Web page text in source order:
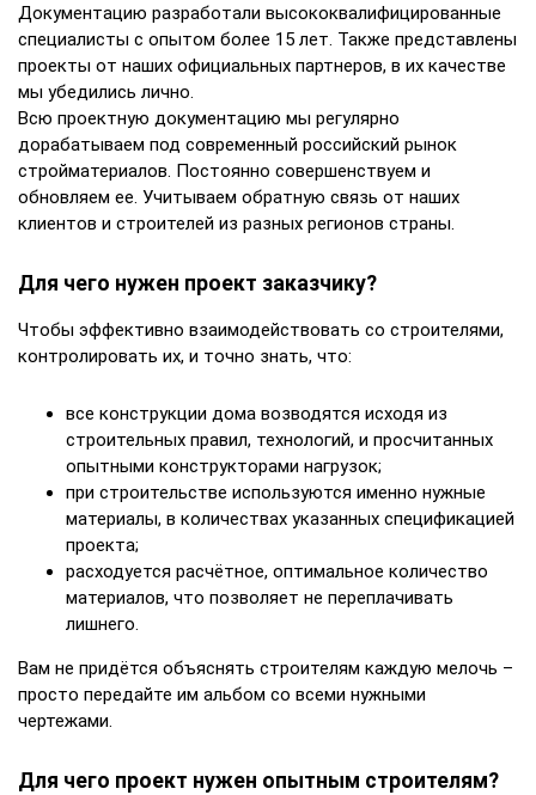
Документацию разработали высококвалифицированные
специалисты с опытом более 15 лет. Также представлены
проекты от наших официальных партнеров, в их качестве
мы убедились лично.
Всю проектную документацию мы регулярно
дорабатываем под современный российский рынок
стройматериалов. Постоянно совершенствуем и
обновляем ее. Учитываем обратную связь от наших
клиентов и строителей из разных регионов страны.
Для чего нужен проект заказчику?
Чтобы эффективно взаимодействовать со строителями,
контролировать их, и точно знать, что:
все конструкции дома возводятся исходя из
строительных правил, технологий, и просчитанных
опытными конструкторами нагрузок;
при строительстве используются именно нужные
материалы, в количествах указанных спецификацией
проекта;
расходуется расчётное, оптимальное количество
материалов, что позволяет не переплачивать
лишнего.
Вам не придётся объяснять строителям каждую мелочь –
просто передайте им альбом со всеми нужными
чертежами.
Для чего проект нужен опытным строителям?